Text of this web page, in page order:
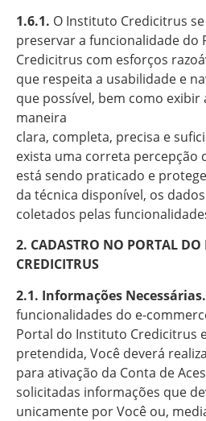
1.6.1. O Instituto Credicitrus
preservar a funcionalidade do
Credicitrus com esforços
que respeita a usabilidade e
que possível, bem como
maneira
clara, completa, precisa e
exista uma correta percepção
está sendo praticado e
da técnica disponível, os dados
coletados pelas
2. CADASTRO NO PORTAL DO
CREDICITRUS
2.1. Informações Necessárias.
funcionalidades do e-
Portal do Instituto Credicitrus
pretendida, Você deverá
para ativação da Conta de
solicitadas informações que
unicamente por Você ou,